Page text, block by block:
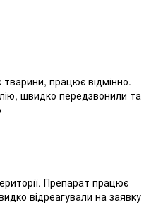
працює відмінно.
швидко передзвонили та
Препарат працює
відреагували на заявку